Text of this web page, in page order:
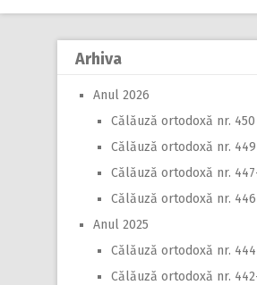
Arhiva
Anul 2026
Călăuză ortodoxă nr. 450
Călăuză ortodoxă nr. 449
Călăuză ortodoxă nr.
Călăuză ortodoxă nr. 446
Anul 2025
Călăuză ortodoxă nr.
Călăuză ortodoxă nr.